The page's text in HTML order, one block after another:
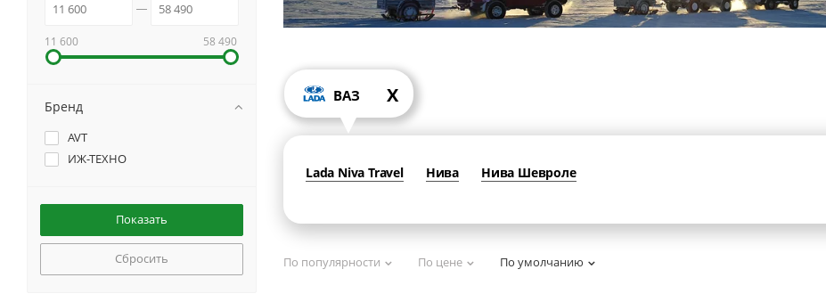
ВАЗ X
Lada Niva Travel Нива Нива Шевроле
По популярности По цене По умолчанию
11 600 58 490
Бренд
AVT
ИЖ-ТЕХНО
Сбросить